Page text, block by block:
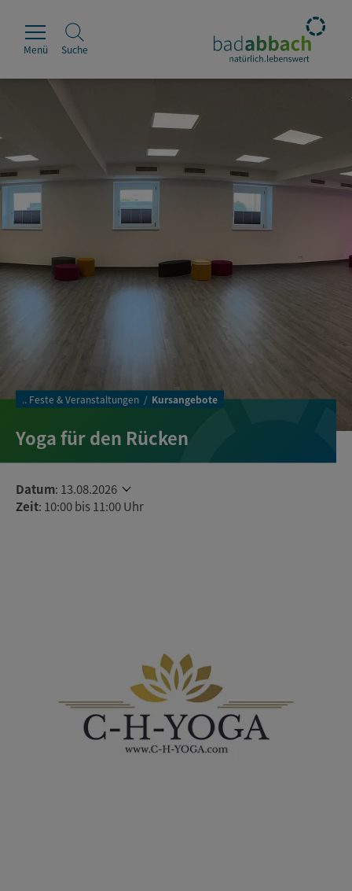
Rathaus
Erleben
Leben & Wohnen
Wirtschaft & Handel
Menü Suche
.. Feste & Veranstaltungen Kursangebote
Yoga für den Rücken
Datum: 13.08.2026
Zeit: 10:00 bis 11:00 Uhr